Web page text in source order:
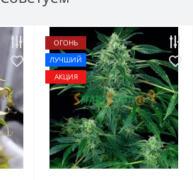
ОГОНЬ
ЛУЧШИЙ
АКЦИЯ